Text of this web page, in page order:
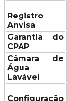
Registro
Anvisa
Garantia do
CPAP
Câmara de
Água
Lavável
Configuração